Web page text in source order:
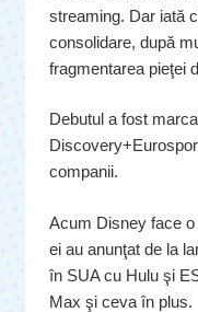
streaming. Dar iată
consolidare, după
fragmentarea pieţei
Debutul a fost
companii.
Acum Disney face
ei au anunţat de la
în SUA cu Hulu şi
Max şi ceva în plus.